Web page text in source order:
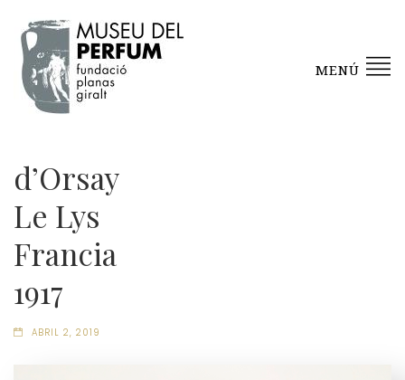
MENÚ
d’Orsay
Le Lys
Francia
1917
ABRIL 2, 2019